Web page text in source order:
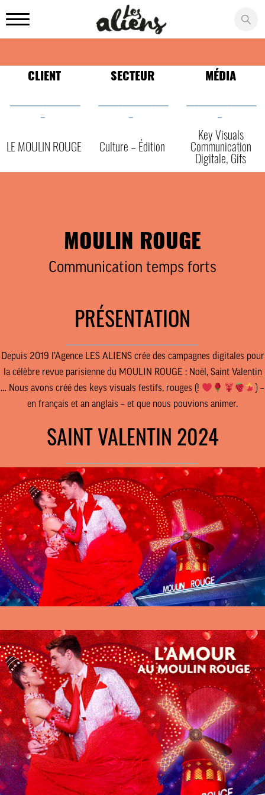
CLIENT SECTEUR
MÉDIA
LE MOULIN ROUGE Culture – Édition
Key Visuals
Communication
Digitale, Gifs
MOULIN ROUGE
Communication temps forts
PRÉSENTATION
________________________________
Depuis 2019 l’Agence LES ALIENS crée des campagnes digitales pour
la célèbre revue parisienne du MOULIN ROUGE : Noël, Saint Valentin
… Nous avons créé des keys visuals festifs, rouges (!
) –
en français et an anglais – et que nous pouvions animer.
SAINT VALENTIN 2024